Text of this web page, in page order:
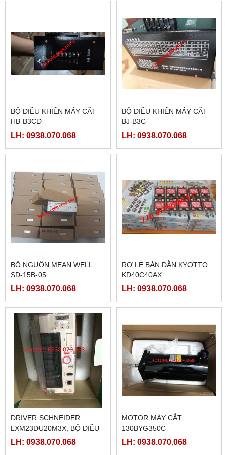
BỘ ĐIỀU KHIỂN MÁY CẮT
HB-B3CD
LH: 0938.070.068
BỘ ĐIỀU KHIỂN MÁY CẮT
BJ-B3C
LH: 0938.070.068
BỘ NGUỒN MEAN WELL
SD-15B-05
LH: 0938.070.068
RƠ LE BÁN DẪN KYOTTO
KD40C40AX
LH: 0938.070.068
DRIVER SCHNEIDER
LXM23DU20M3X, BỘ ĐIỀU
KHIỂN SERVO
LH: 0938.070.068
MOTOR MÁY CẮT
130BYG350C
LH: 0938.070.068